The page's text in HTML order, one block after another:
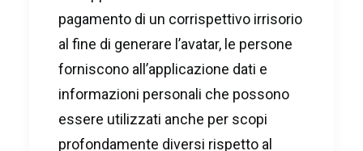
pagamento di un corrispettivo irrisorio
al fine di generare l’avatar, le persone
forniscono all’applicazione dati e
informazioni personali che possono
essere utilizzati anche per scopi
profondamente diversi rispetto al